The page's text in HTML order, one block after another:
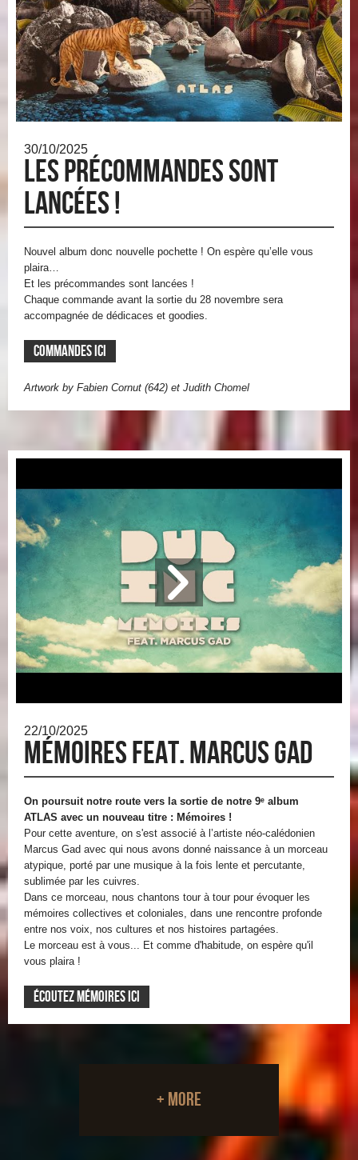
30/10/2025
Les précommandes sont
lancées !
Nouvel album donc nouvelle pochette ! On espère qu’elle vous
plaira…
Et les précommandes sont lancées !
Chaque commande avant la sortie du 28 novembre sera
accompagnée de dédicaces et goodies.
COMMANDES ICI
Artwork by Fabien Cornut (642) et Judith Chomel
22/10/2025
Mémoires feat. Marcus Gad
On poursuit notre route vers la sortie de notre 9ᵉ album
ATLAS avec un nouveau titre : Mémoires !
Pour cette aventure, on s'est associé à l’artiste néo-calédonien
Marcus Gad avec qui nous avons donné naissance à un morceau
atypique, porté par une musique à la fois lente et percutante,
sublimée par les cuivres.
Dans ce morceau, nous chantons tour à tour pour évoquer les
mémoires collectives et coloniales, dans une rencontre profonde
entre nos voix, nos cultures et nos histoires partagées.
Le morceau est à vous... Et comme d'habitude, on espère qu'il
vous plaira !
ÉCOUTEZ MÉMOIRES ICI
+ more